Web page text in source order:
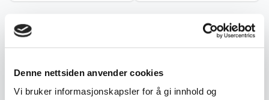
Denne nettsiden anvender cookies
Vi bruker informasjonskapsler for å gi innhold og
Beskrivelse
Par øreringer i sølv med hengende hjertemotiv.